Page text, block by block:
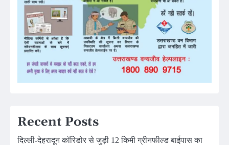
Recent Posts
दिल्ली-देहरादून कॉरिडोर से जुड़ी 12 किमी ग्रीनफील्ड बाईपास का